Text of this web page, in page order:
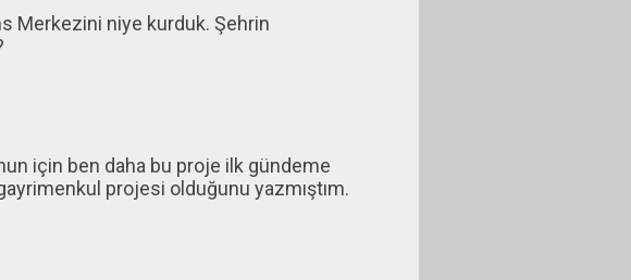
Merkezini niye kurduk. Şehrin
için ben daha bu proje ilk gündeme
projesi olduğunu yazmıştım.